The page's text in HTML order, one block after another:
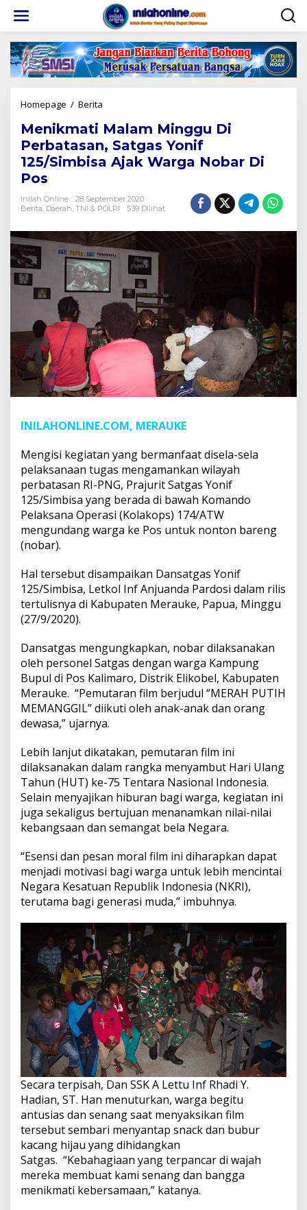
konten
Homepage / Berita
Minggu
Di
Perbatasan,
Satgas
Ajak
Warga
Di
Pos
Menikmati Malam Minggu Di
Perbatasan, Satgas Yonif
125/Simbisa Ajak Warga Nobar Di
Pos
Inilah Online
28 September 2020
Berita Daerah TNI & POLRI 539 Dilihat
INILAHONLINE.COM, MERAUKE
Mengisi kegiatan yang bermanfaat disela-sela
pelaksanaan tugas mengamankan wilayah
perbatasan RI-PNG, Prajurit Satgas Yonif
125/Simbisa yang berada di bawah Komando
Pelaksana Operasi (Kolakops) 174/ATW
mengundang warga ke Pos untuk nonton bareng
(nobar).
Hal tersebut disampaikan Dansatgas Yonif
125/Simbisa, Letkol Inf Anjuanda Pardosi dalam rilis
tertulisnya di Kabupaten Merauke, Papua, Minggu
(27/9/2020).
Dansatgas mengungkapkan, nobar dilaksanakan
oleh personel Satgas dengan warga Kampung
Bupul di Pos Kalimaro, Distrik Elikobel, Kabupaten
Merauke. “Pemutaran film berjudul “MERAH PUTIH
MEMANGGIL” diikuti oleh anak-anak dan orang
dewasa,” ujarnya.
Lebih lanjut dikatakan, pemutaran film ini
dilaksanakan dalam rangka menyambut Hari Ulang
Tahun (HUT) ke-75 Tentara Nasional Indonesia.
Selain menyajikan hiburan bagi warga, kegiatan ini
juga sekaligus bertujuan menanamkan nilai-nilai
kebangsaan dan semangat bela Negara.
“Esensi dan pesan moral film ini diharapkan dapat
menjadi motivasi bagi warga untuk lebih mencintai
Negara Kesatuan Republik Indonesia (NKRI),
terutama bagi generasi muda,” imbuhnya.
Secara terpisah, Dan SSK A Lettu Inf Rhadi Y.
Hadian, ST. Han menuturkan, warga begitu
antusias dan senang saat menyaksikan film
tersebut sembari menyantap snack dan bubur
kacang hijau yang dihidangkan
Satgas. “Kebahagiaan yang terpancar di wajah
mereka membuat kami senang dan bangga
menikmati kebersamaan,” katanya.